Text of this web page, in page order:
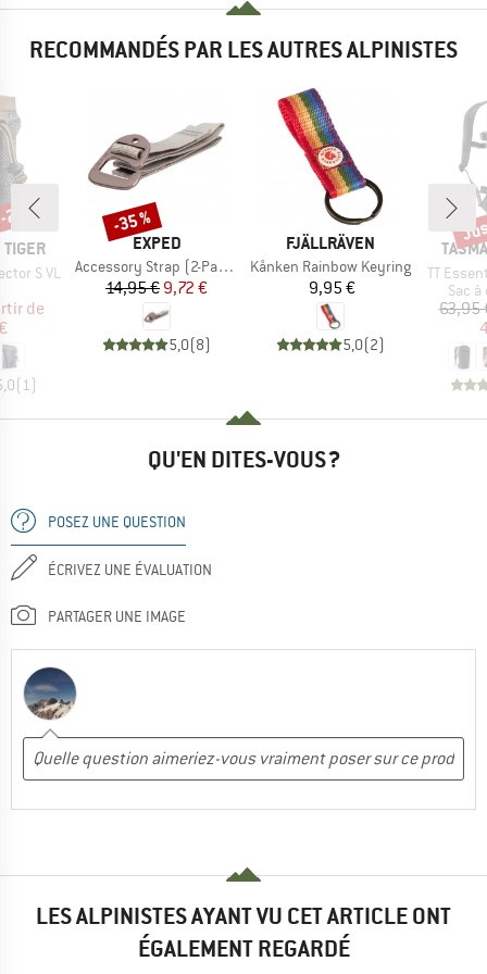
RECOMMANDÉS PAR LES AUTRES ALPINISTES
S VL
réduit
de
(1)
% MARQUE
EXPED
Article
Accessory Strap (2-Pack)
Prix
14,95 €Prix réduit
9,72 €
5,0(8)
Remise
-35 %
MARQUE
FJÄLLRÄVEN
Article
Kånken Rainbow Keyring
Prix
9,95 €
5,0(2)
Article
TT
Sac
63,95
QU'EN DITES-VOUS ?
POSEZ UNE QUESTION
ÉCRIVEZ UNE ÉVALUATION
PARTAGER UNE IMAGE
LES ALPINISTES AYANT VU CET ARTICLE ONT
ÉGALEMENT REGARDÉ